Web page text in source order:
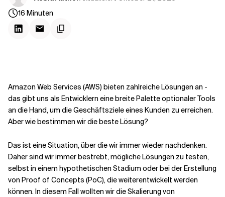
16 Minuten
Amazon Web Services (AWS) bieten zahlreiche Lösungen an -
das gibt uns als Entwicklern eine breite Palette optionaler Tools
an die Hand, um die Geschäftsziele eines Kunden zu erreichen.
Aber wie bestimmen wir die beste Lösung?
Das ist eine Situation, über die wir immer wieder nachdenken.
Daher sind wir immer bestrebt, mögliche Lösungen zu testen,
selbst in einem hypothetischen Stadium oder bei der Erstellung
von Proof of Concepts (PoC), die weiterentwickelt werden
können. In diesem Fall wollten wir die Skalierung von